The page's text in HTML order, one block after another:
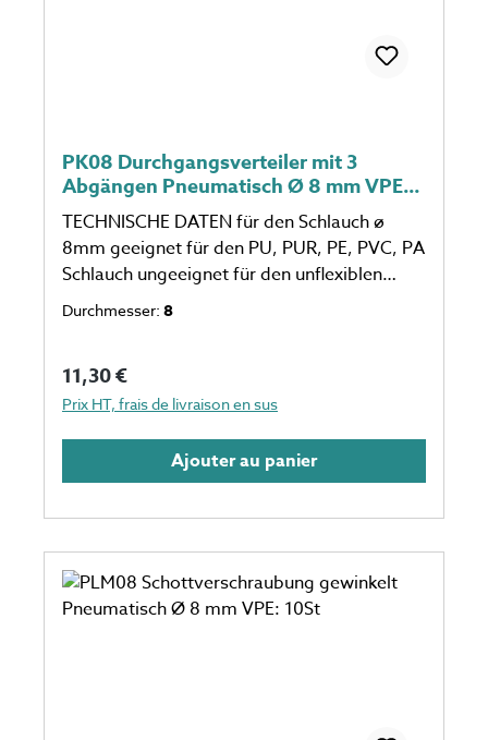
PK08 Durchgangsverteiler mit 3
Abgängen Pneumatisch Ø 8 mm VPE:
10St
TECHNISCHE DATEN für den Schlauch ø
8mm geeignet für den PU, PUR, PE, PVC, PA
Schlauch ungeeignet für den unflexiblen
Schlauch eine Verpackungseinheit einspricht
Durchmesser: 8
Prix régulier :
11,30 €
Prix HT, frais de livraison en sus
Ajouter au panier